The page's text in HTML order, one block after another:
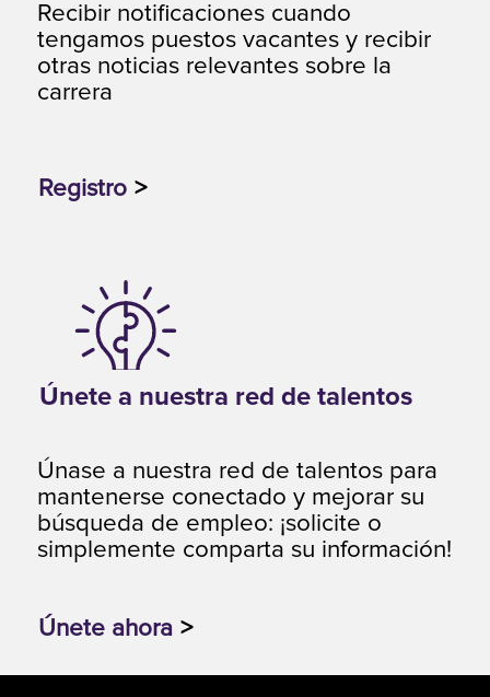
Recibir notificaciones cuando
tengamos puestos vacantes y recibir
otras noticias relevantes sobre la
carrera
Registro >
Únete a nuestra red de talentos
Únase a nuestra red de talentos para
mantenerse conectado y mejorar su
búsqueda de empleo: ¡solicite o
simplemente comparta su información!
Únete ahora >